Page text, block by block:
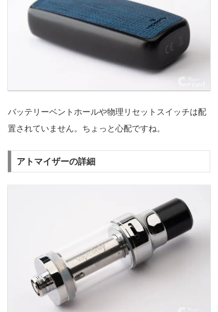
バッテリーベントホールや物理リセットスイッチは配
置されていません。ちょっと心配ですね。
アトマイザーの詳細